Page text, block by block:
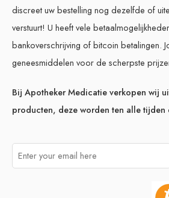
discreet uw bestelling nog dezelfde of
verstuurt! U heeft vele
bankoverschrijving of bitcoin betalingen.
geneesmiddelen voor de scherpste
Bij Apotheker Medicatie verkopen wij
producten, deze worden ten alle tijden